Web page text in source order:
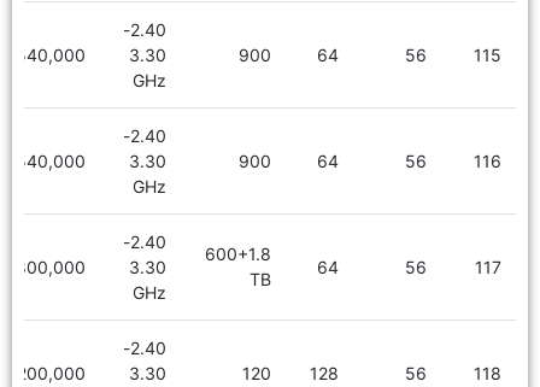
115
56
64
900
2.40-
3.30
GHz
6,540,000
116
56
64
900
2.40-
3.30
GHz
6,540,000
117
56
64
600+1.8
TB
2.40-
3.30
GHz
7,800,000
118
56
128
120
2.40-
3.30
7,200,000